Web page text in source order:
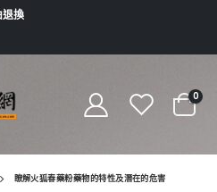
退換
0
瞭解火狐春藥粉藥物的特性及潛在的危害